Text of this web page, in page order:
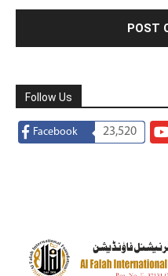
Follow Us
Facebook 23,520